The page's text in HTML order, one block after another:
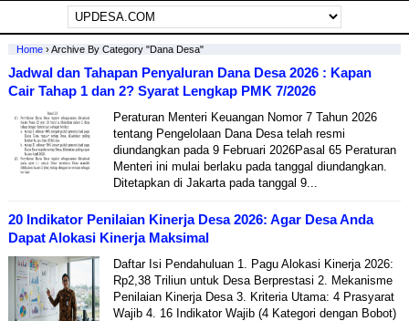
Home›Archive By Category "Dana Desa"
Jadwal dan Tahapan Penyaluran Dana Desa 2026 : Kapan
Cair Tahap 1 dan 2? Syarat Lengkap PMK 7/2026
Peraturan Menteri Keuangan Nomor 7 Tahun 2026
tentang Pengelolaan Dana Desa telah resmi
diundangkan pada 9 Februari 2026Pasal 65 Peraturan
Menteri ini mulai berlaku pada tanggal diundangkan.
Ditetapkan di Jakarta pada tanggal 9...
20 Indikator Penilaian Kinerja Desa 2026: Agar Desa Anda
Dapat Alokasi Kinerja Maksimal
Daftar Isi Pendahuluan 1. Pagu Alokasi Kinerja 2026:
Rp2,38 Triliun untuk Desa Berprestasi 2. Mekanisme
Penilaian Kinerja Desa 3. Kriteria Utama: 4 Prasyarat
Wajib 4. 16 Indikator Wajib (4 Kategori dengan Bobot)